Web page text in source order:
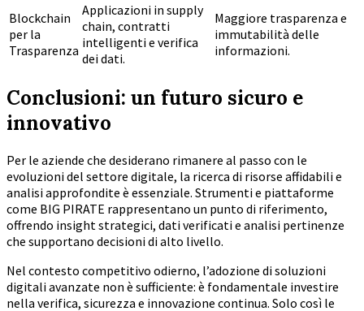
Blockchain
per la
Trasparenza
Applicazioni in supply
chain, contratti
intelligenti e verifica
dei dati.
Maggiore trasparenza e
immutabilità delle
informazioni.
Conclusioni: un futuro sicuro e
innovativo
Per le aziende che desiderano rimanere al passo con le
evoluzioni del settore digitale, la ricerca di risorse affidabili e
analisi approfondite è essenziale. Strumenti e piattaforme
come BIG PIRATE rappresentano un punto di riferimento,
offrendo insight strategici, dati verificati e analisi pertinenze
che supportano decisioni di alto livello.
Nel contesto competitivo odierno, l’adozione di soluzioni
digitali avanzate non è sufficiente: è fondamentale investire
nella verifica, sicurezza e innovazione continua. Solo così le